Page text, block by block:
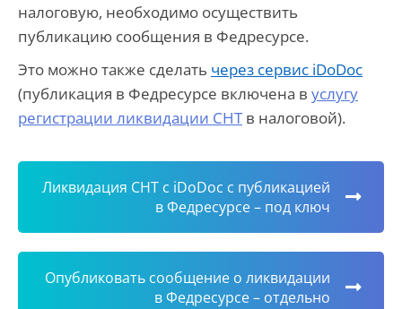
налоговую, необходимо осуществить
публикацию сообщения в Федресурсе.
Это можно также сделать через сервис iDoDoc
(публикация в Федресурсе включена в услугу
регистрации ликвидации СНТв налоговой).
Ликвидация СНТ c iDoDoc с публикацией
в Федресурсе – под ключ
Опубликовать сообщение о ликвидации
в Федресурсе – отдельно